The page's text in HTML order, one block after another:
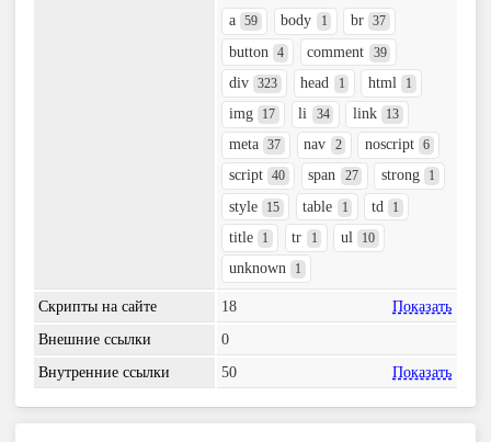
a 59 body 1 br 37
button 4 comment 39
div 323 head 1 html 1
img 17 li 34 link 13
meta 37 nav 2 noscript 6
script 40 span 27 strong 1
style 15 table 1 td 1
title 1 tr 1 ul 10
unknown 1
Скрипты на сайте 18
Показать
Внешние ссылки
0
Внутренние ссылки
50 Показать